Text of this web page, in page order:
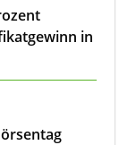
in